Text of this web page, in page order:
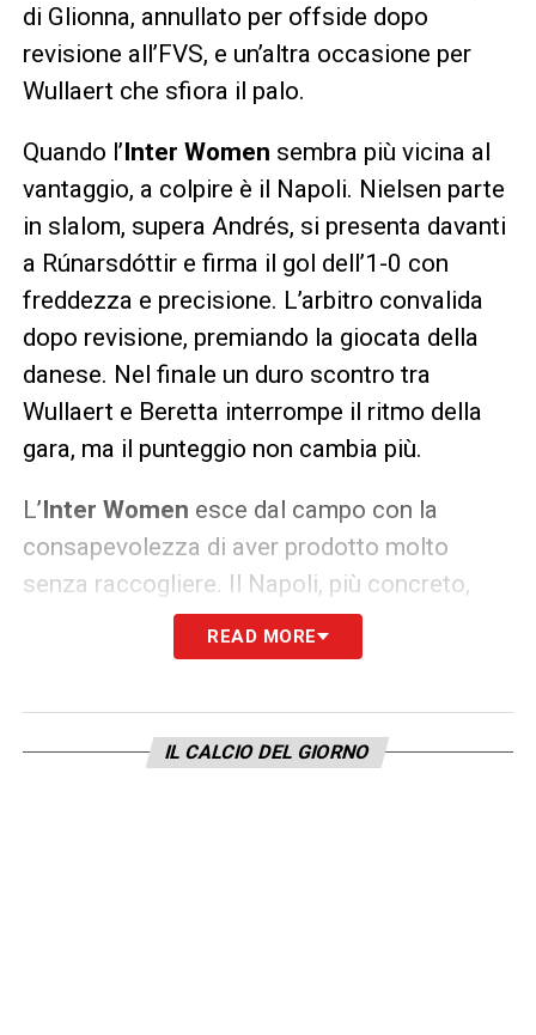
di Glionna, annullato per offside dopo
revisione all’FVS, e un’altra occasione per
Wullaert che sfiora il palo.
Quando l’Inter Women sembra più vicina al
vantaggio, a colpire è il Napoli. Nielsen parte
in slalom, supera Andrés, si presenta davanti
a Rúnarsdóttir e firma il gol dell’1-0 con
freddezza e precisione. L’arbitro convalida
dopo revisione, premiando la giocata della
danese. Nel finale un duro scontro tra
Wullaert e Beretta interrompe il ritmo della
gara, ma il punteggio non cambia più.
L’Inter Women esce dal campo con la
consapevolezza di aver prodotto molto
senza raccogliere. Il Napoli, più concreto,
conquista tre punti pesanti e ribalta una
classifica che ora vede le nerazzurre
gruppo sarà fondamentale trasformare le
buone prestazioni in risultati, perché il
READ MORE
IL CALCIO DEL GIORNO